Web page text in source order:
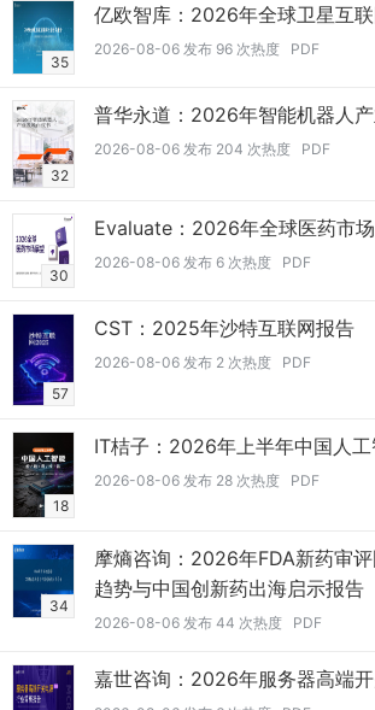
35
亿欧智库：2026年全球卫星互
2026-08-06 发布 96 次热度 PDF
32
普华永道：2026年智能机器人
2026-08-06 发布 204 次热度 PDF
30
Evaluate：2026年全球医药市
2026-08-06 发布 6 次热度 PDF
57
CST：2025年沙特互联网报告
2026-08-06 发布 2 次热度 PDF
18
IT桔子：2026年上半年中国人
2026-08-06 发布 28 次热度 PDF
34
摩熵咨询：2026年FDA新药审
趋势与中国创新药出海启示报告
2026-08-06 发布 44 次热度 PDF
嘉世咨询：2026年服务器高端